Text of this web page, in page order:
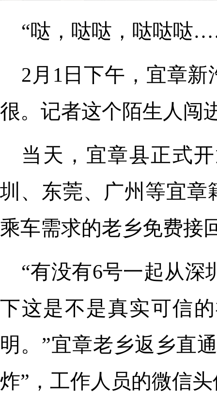
“哒，哒哒，哒哒哒
2月1日下午，宜章
很。记者这个陌生人闯
当天，宜章县正式
圳、东莞、广州等宜章
乘车需求的老乡免费接
“有没有6号一起从深
下这是不是真实可信
明。”宜章老乡返乡直
炸”，工作人员的微信